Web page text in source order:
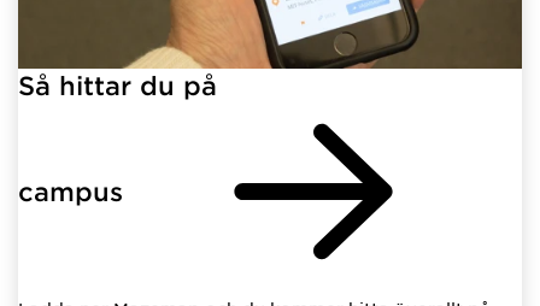
Så hittar du på
campus